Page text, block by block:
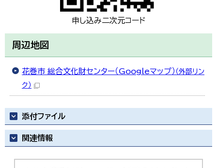
申し込み二次元コード
周辺地図
花巻市 総合文化財センター（Googleマップ） （外部リン
ク）
添付ファイル
関連情報